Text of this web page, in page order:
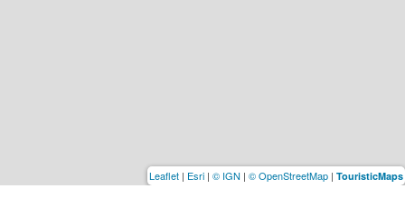
Leaflet | Esri | © IGN | © OpenStreetMap | TouristicMaps